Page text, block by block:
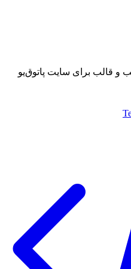
و قالب برای سایت پاتوق‌یو